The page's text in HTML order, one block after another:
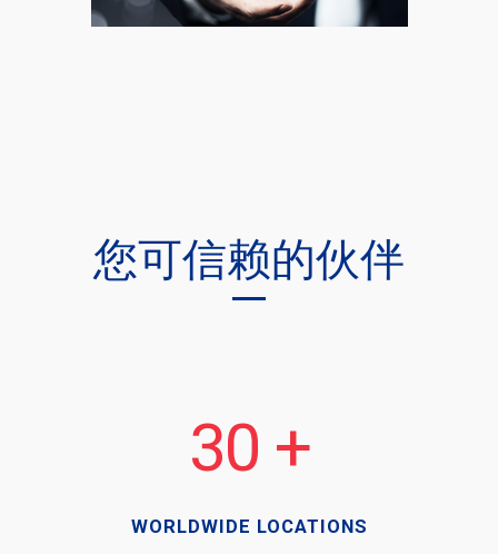
您可信赖的伙伴
30
WORLDWIDE LOCATIONS